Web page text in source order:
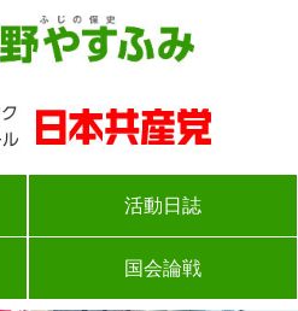
活動日誌
国会論戦